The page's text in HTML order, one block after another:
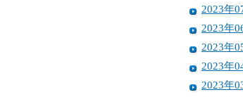
2023年
2023年
2023年
2023年
2023年